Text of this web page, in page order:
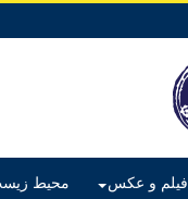
فیلم و عکس محیط